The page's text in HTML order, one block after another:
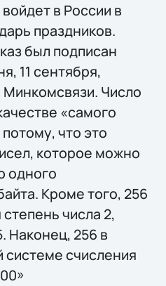
в России в
праздников.
был подписан
11 сентября,
Минкомсвязи. Число
«самого
что это
которое можно
одного
Кроме того, 256
числа 2,
Наконец, 256 в
счисления